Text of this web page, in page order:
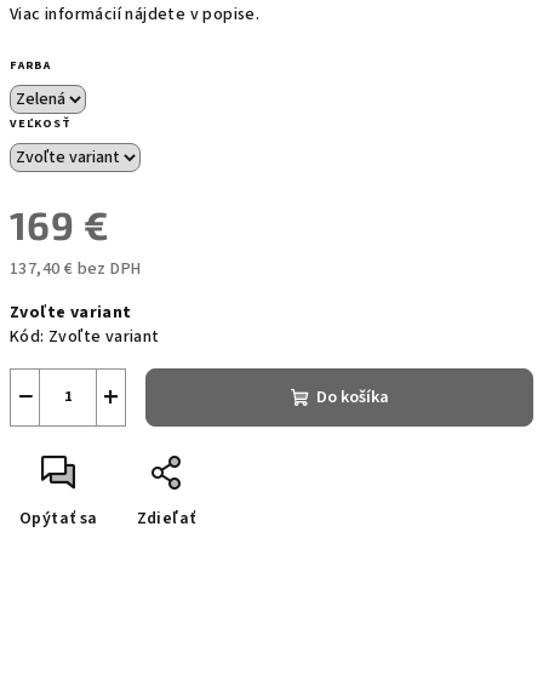
Viac informácií nájdete v popise.
FARBA
VEĽKOSŤ
169 €
137,40 € bez DPH
cena:
Zvoľte variant
Kód: Zvoľte variant
+
− Do košíka
Opýtať sa Zdieľať